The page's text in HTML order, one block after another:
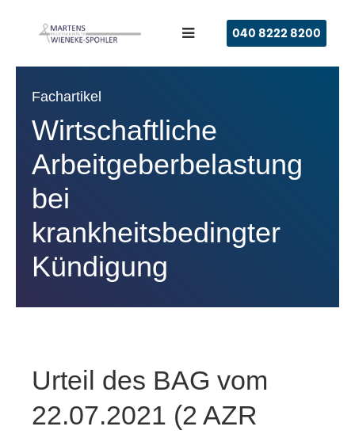
040 8222 8200
Fachartikel
Wirtschaftliche
Arbeitgeberbelastung
bei
krankheitsbedingter
Kündigung
Urteil des BAG vom
22.07.2021 (2 AZR